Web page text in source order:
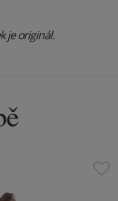
je originál.